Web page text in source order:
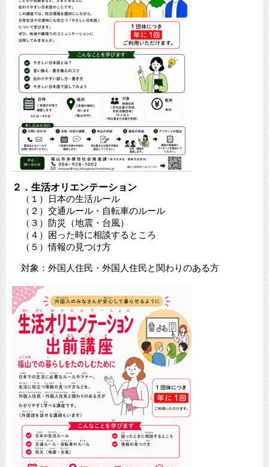
２．生活オリエンテーション
（１）日本の生活ルール
（２）交通ルール・自転車のルール
（３）防災（地震・台風）
（４）困った時に相談するところ
（５）情報の見つけ方
対象：外国人住民・外国人住民と関わりのある方